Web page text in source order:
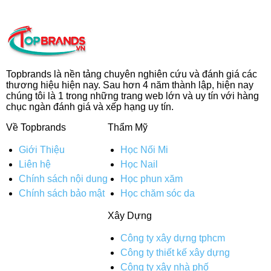
Topbrands là nền tảng chuyên nghiên cứu và đánh giá các
thương hiệu hiện nay. Sau hơn 4 năm thành lập, hiện nay
chúng tôi là 1 trong những trang web lớn và uy tín với hàng
chục ngàn đánh giá và xếp hạng uy tín.
Về Topbrands
Giới Thiệu
Liên hệ
Chính sách nội dung
Chính sách bảo mật
Thẩm Mỹ
Học Nối Mi
Học Nail
Học phun xăm
Học chăm sóc da
Xây Dựng
Công ty xây dựng tphcm
Công ty thiết kế xây dựng
Công ty xây nhà phố